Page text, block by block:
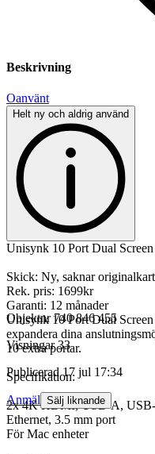
Beskrivning
Oanvänt
Helt ny och aldrig använd
Unisynk 10 Port Dual
Skick: Ny, saknar
Rek. pris: 1699kr
Garanti: 12 månader
Unisynk 10 Port Dual
expandera dina
10 extra portar.
Specifikation:
2x 4K HDMI, USB-A,
Ethernet, 3.5 mm port
För Mac enheter
Objektnr 740 846 455
Visningar 33
Publicerad 17 jul 17:34
Anmäl Sälj liknande